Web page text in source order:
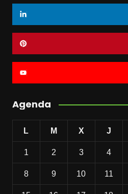
Agenda
L M X J
1 2 3 4
8 9 10 11